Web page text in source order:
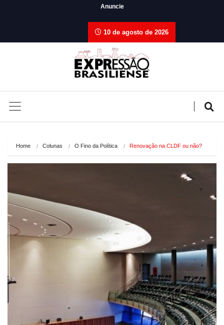
Anuncie
10 de agosto de 2026
Home Colunas O Fino da Política Renovação na CLDF ou não?